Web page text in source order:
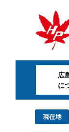
。
て
広
に